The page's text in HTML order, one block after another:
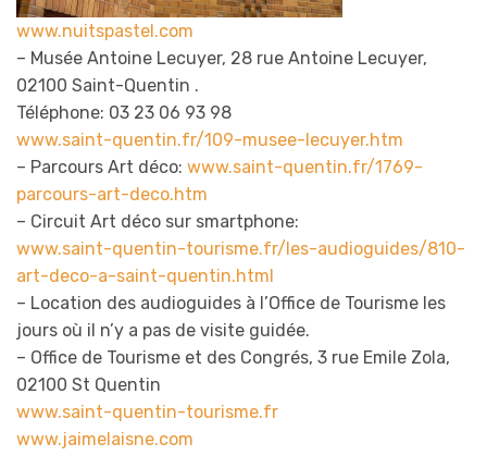
www.nuitspastel.com
– Musée Antoine Lecuyer, 28 rue Antoine Lecuyer,
02100 Saint-Quentin .
Téléphone: 03 23 06 93 98
www.saint-quentin.fr/109-musee-lecuyer.htm
– Parcours Art déco: www.saint-quentin.fr/1769-
parcours-art-deco.htm
– Circuit Art déco sur smartphone:
www.saint-quentin-tourisme.fr/les-audioguides/810-
art-deco-a-saint-quentin.html
– Location des audioguides à l’Office de Tourisme les
jours où il n’y a pas de visite guidée.
– Office de Tourisme et des Congrés, 3 rue Emile Zola,
02100 St Quentin
www.saint-quentin-tourisme.fr
www.jaimelaisne.com